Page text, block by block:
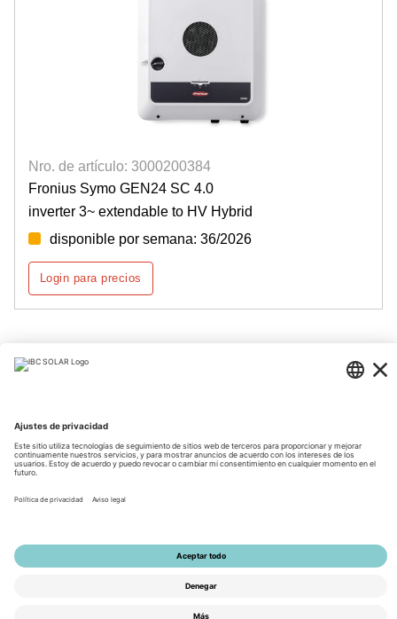
Nro. de artículo: 3000200384
Fronius Symo GEN24 SC 4.0
inverter 3~ extendable to HV Hybrid
disponible por semana: 36/2026
Login para precios
Información corporativa
La configuración de privacidad